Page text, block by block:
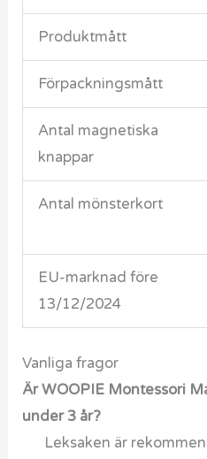
Produktmått
Förpackningsmått
Antal magnetiska
knappar
Antal mönsterkort
EU-marknad före
13/12/2024
Vanliga fragor
Är WOOPIE Montessori
under 3 år?
Leksaken är